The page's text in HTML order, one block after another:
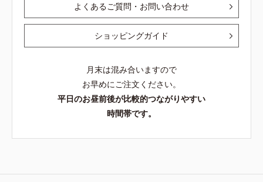
よくあるご質問・お問い合わせ
ショッピングガイド
月末は混み合いますので
お早めにご注文ください。
平日のお昼前後が比較的つながりやすい
時間帯です。